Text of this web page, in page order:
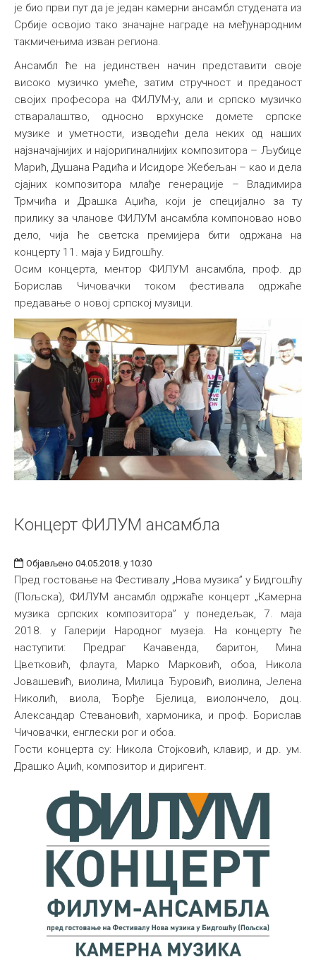
је био први пут да је један камерни ансамбл студената из
Србије освојио тако значајне награде на међународним
такмичењима изван региона.
Ансамбл ће на јединствен начин представити своје
високо музичко умеће, затим стручност и преданост
својих професора на ФИЛУМ-у, али и српско музичко
стваралаштво, односно врхунске домете српске
музике и уметности, изводећи дела неких од наших
најзначајнијих и најоригиналнијих композитора – Љубице
Марић, Душана Радића и Исидоре Жебељан – као и дела
сјајних композитора млађе генерације – Владимира
Трмчића и Драшка Аџића, који је специјално за ту
прилику за чланове ФИЛУМ ансамбла компоновао ново
дело, чија ће светска премијера бити одржана на
концерту 11. маја у Бидгошћу.
Осим концерта, ментор ФИЛУМ ансамбла, проф. др
Борислав Чичовачки током фестивала одржаће
предавање о новој српској музици.
Концерт ФИЛУМ ансамбла
Објављено 04.05.2018. у 10:30
Пред гостовање на Фестивалу „Нова музика” у Бидгошћу
(Пољска), ФИЛУМ ансамбл одржаће концерт „Камерна
музика српских композитора” у понедељак, 7. маја
2018. у Галерији Народног музеја. На концерту ће
наступити: Предраг Качавенда, баритон, Мина
Цветковић, флаута, Марко Марковић, обоа, Никола
Јовашевић, виолина, Милица Ђуровић, виолина, Јелена
Николић, виола, Ђорђе Бјелица, виолончело, доц.
Александар Стевановић, хармоника, и проф. Борислав
Чичовачки, енглески рог и обоа.
Гости концерта су: Никола Стојковић, клавир, и др. ум.
Драшко Аџић, композитор и диригент.